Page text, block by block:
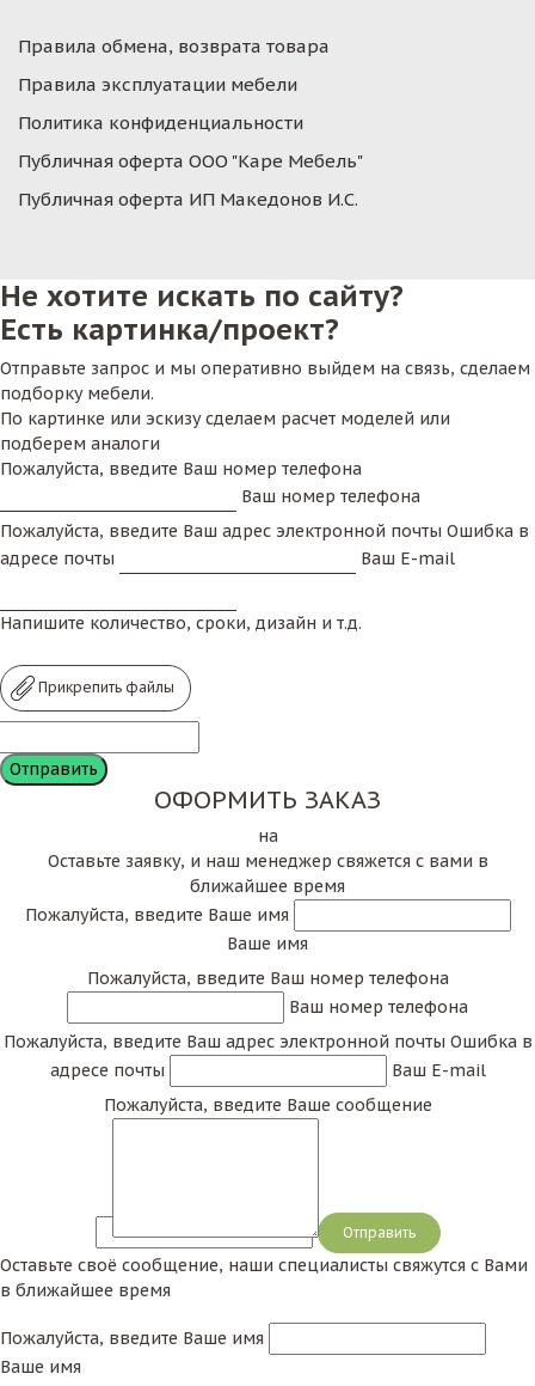
Правила обмена, возврата товара
Правила эксплуатации мебели
Политика конфиденциальности
Публичная оферта ООО "Каре Мебель"
Публичная оферта ИП Македонов И.С.
Не хотите искать по сайту?
Есть картинка/проект?
Отправьте запрос и мы оперативно выйдем на связь, сделаем
подборку мебели.
По картинке или эскизу сделаем расчет моделей или
подберем аналоги
Пожалуйста, введите Ваш номер телефона
Ваш номер телефона
Пожалуйста, введите Ваш адрес электронной почты Ошибка в
адресе почты
Ваш E-mail
Напишите количество, сроки, дизайн и т.д.
Прикрепить файлы
ОФОРМИТЬ ЗАКАЗ
на
Оставьте заявку, и наш менеджер свяжется с вами в
ближайшее время
Пожалуйста, введите Ваше имя
Ваше имя
Пожалуйста, введите Ваш номер телефона
Ваш номер телефона
Пожалуйста, введите Ваш адрес электронной почты Ошибка в
адресе почты
Ваш E-mail
Пожалуйста, введите Ваше сообщение
Сообщение
Оставьте своё сообщение, наши специалисты свяжутся с Вами
в ближайшее время
Пожалуйста, введите Ваше имя
Ваше имя